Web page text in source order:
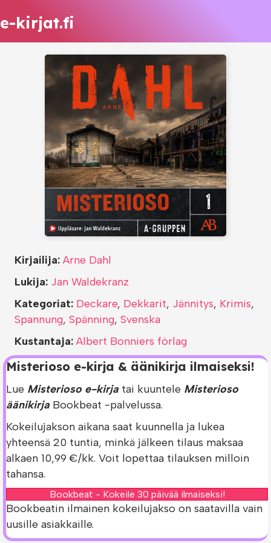
e-kirjat.fi
Misterioso e-kirja & äänikirja ilmaiseksi!
Lue Misterioso e-kirja tai kuuntele Misterioso
äänikirja Bookbeat -palvelussa.
Kokeilujakson aikana saat kuunnella ja lukea
yhteensä 20 tuntia, minkä jälkeen tilaus maksaa
alkaen 10,99 €/kk. Voit lopettaa tilauksen milloin
tahansa.
Bookbeat - Kokeile 30 päivää ilmaiseksi!
Bookbeatin ilmainen kokeilujakso on saatavilla vain
uusille asiakkaille.
Kirjailija: Arne Dahl
Lukija: Jan Waldekranz
Kategoriat: Deckare, Dekkarit, Jännitys, Krimis,
Spannung, Spänning, Svenska
Kustantaja: Albert Bonniers förlag